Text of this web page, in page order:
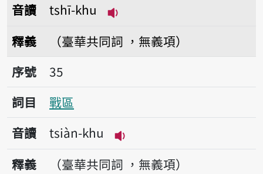
音讀
tshī-khu
釋義
（臺華共同詞 ，無義項）
序號35戰區
序號
35
詞目
戰區
音讀
tsiàn-khu
播放音讀tsiàn-khu
釋義
（臺華共同詞 ，無義項）